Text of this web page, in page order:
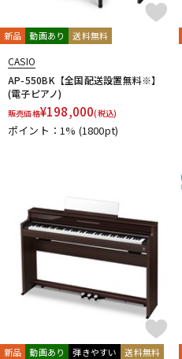
新品 動画あり 送料無料
CASIO
AP-550BK【全国配送設置無料※】
(電子ピアノ)
販売価格¥198,000(税込)
ポイント：1% (1800pt)
新品 動画あり 弾きやすい 送料無料